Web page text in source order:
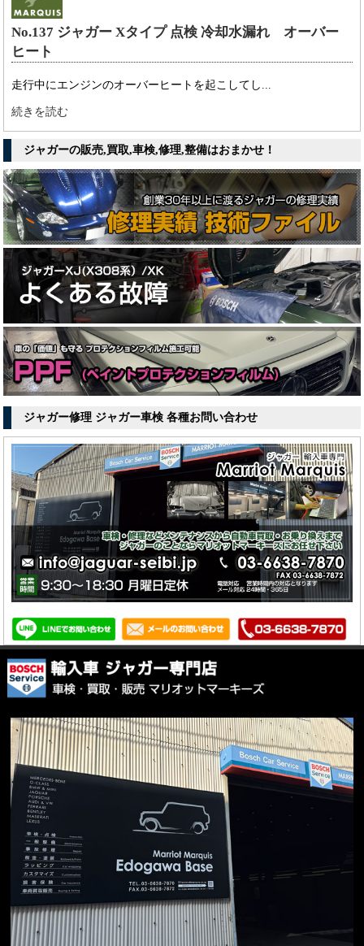
No.137 ジャガー Xタイプ 点検 冷却水漏れ オーバー
ヒート
走行中にエンジンのオーバーヒートを起こしてし...
続きを読む
ジャガーの販売,買取,車検,修理,整備はおまかせ！
ジャガー修理 ジャガー車検 各種お問い合わせ